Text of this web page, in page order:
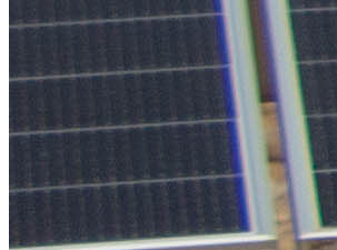
Le SIED 70, c'est 30 années d'expertise
l'électrification et de l'éclairage public
Haute-Saône. Mais aussi : un service
Renouvelables, avec la construction
chaufferies biomasse collectives, un
Énergie Partagés, la valorisation
d'Économie d'Énergie, ainsi que le
recharge pour véhicules électriques.